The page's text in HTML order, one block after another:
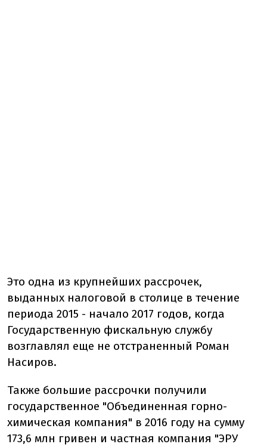
Это одна из крупнейших рассрочек,
выданных налоговой в столице в течение
периода 2015 - начало 2017 годов, когда
Государственную фискальную службу
возглавлял еще не отстраненный Роман
Насиров.
Также большие рассрочки получили
государственное "Объединенная горно-
химическая компания" в 2016 году на сумму
173,6 млн гривен и частная компания "ЭРУ